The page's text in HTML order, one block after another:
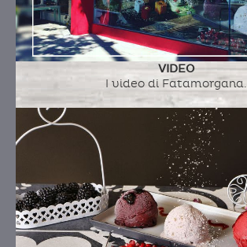
VIDEO
I video di Fatamorgana.